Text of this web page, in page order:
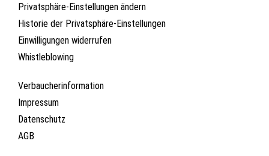
Privatsphäre-Einstellungen ändern
Historie der Privatsphäre-Einstellungen
Einwilligungen widerrufen
Whistleblowing
Verbaucherinformation
Impressum
Datenschutz
AGB